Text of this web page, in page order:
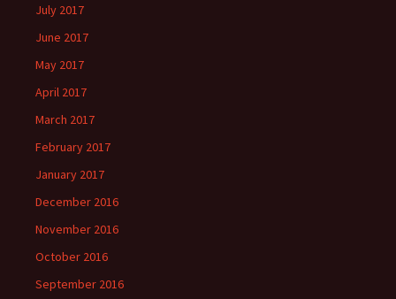
July 2017
June 2017
May 2017
April 2017
March 2017
February 2017
January 2017
December 2016
November 2016
October 2016
September 2016